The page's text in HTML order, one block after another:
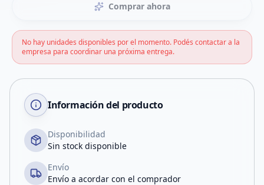
Comprar ahora
No hay unidades disponibles por el momento. Podés contactar a la
empresa para coordinar una próxima entrega.
Información del producto
Disponibilidad
Sin stock disponible
Envío
Envío a acordar con el comprador